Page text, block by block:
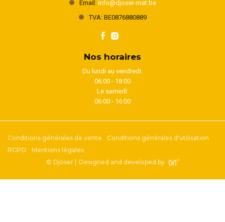
Email: info@djoser-mat.be
TVA: BE0876880889
Nos horaires
Du lundi au vendredi:
06:00 - 18:00
Le samedi:
06:00 - 16:00
Conditions générales de vente
Conditions générales d'utilisation
RGPD
Mentions légales
© Djoser |
Designed and developed by